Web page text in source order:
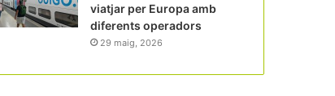
viatjar per Europa amb
diferents operadors
29 maig, 2026